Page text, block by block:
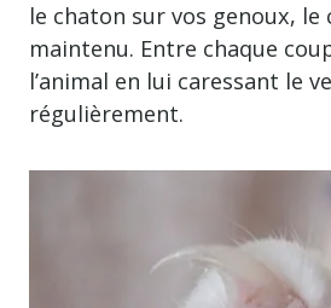
le chaton sur vos genoux, le
maintenu. Entre chaque
l’animal en lui caressant le
régulièrement.